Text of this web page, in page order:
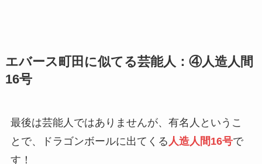
エバース町田に似てる芸能人：④人造人間
16号
最後は芸能人ではありませんが、有名人というこ
とで、ドラゴンボールに出てくる 人造人間16号で
す！